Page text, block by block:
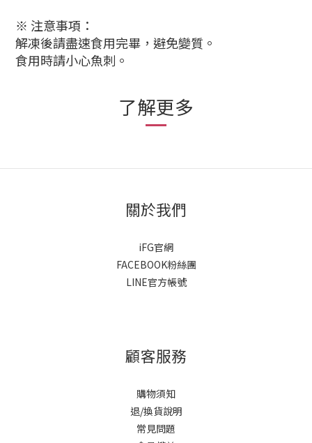
※ 注意事項：
解凍後請盡速食用完畢，避免變質。
食用時請小心魚刺。
了解更多
關於我們
iFG官網
FACEBOOK粉絲團
LINE官方帳號
顧客服務
購物須知
退/換貨說明
常見問題